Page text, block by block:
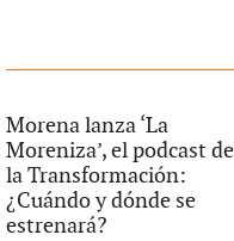
Morena lanza ‘La
Moreniza’, el podcast de
la Transformación:
¿Cuándo y dónde se
estrenará?